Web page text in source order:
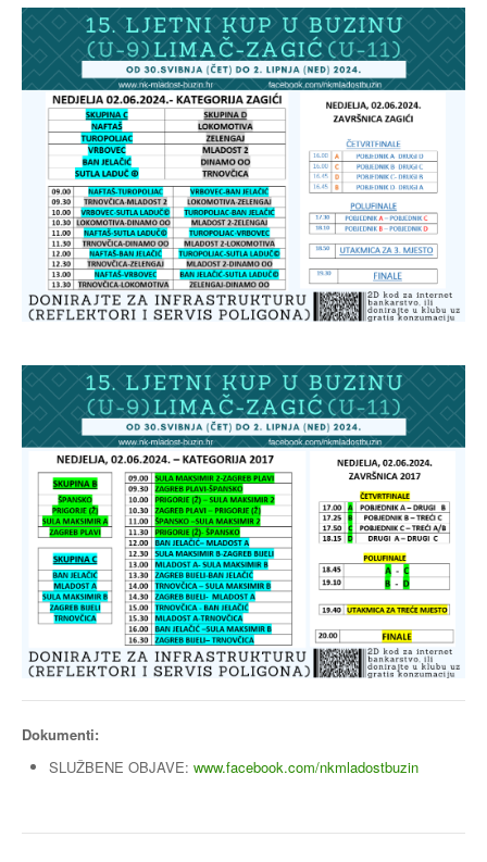
Dokumenti:
SLUŽBENE OBJAVE: www.facebook.com/nkmladostbuzin